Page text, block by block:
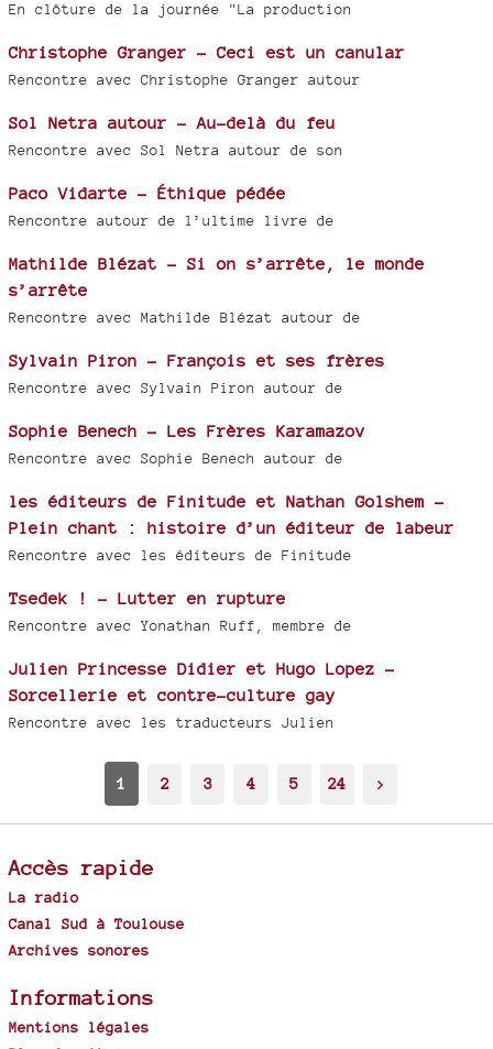
En clôture de la journée "La production
Christophe Granger - Ceci est un canular
Rencontre avec Christophe Granger autour
Sol Netra autour - Au-delà du feu
Rencontre avec Sol Netra autour de son
Paco Vidarte - Éthique pédée
Rencontre autour de l’ultime livre de
Mathilde Blézat - Si on s’arrête, le monde
s’arrête
Rencontre avec Mathilde Blézat autour de
Sylvain Piron - François et ses frères
Rencontre avec Sylvain Piron autour de
Sophie Benech - Les Frères Karamazov
Rencontre avec Sophie Benech autour de
les éditeurs de Finitude et Nathan Golshem -
Plein chant : histoire d’un éditeur de labeur
Rencontre avec les éditeurs de Finitude
Tsedek ! - Lutter en rupture
Rencontre avec Yonathan Ruff, membre de
Julien Princesse Didier et Hugo Lopez -
Sorcellerie et contre-culture gay
Rencontre avec les traducteurs Julien
1 2 3 4 5 24 >
Accès rapide
La radio
Canal Sud à Toulouse
Archives sonores
Informations
Mentions légales